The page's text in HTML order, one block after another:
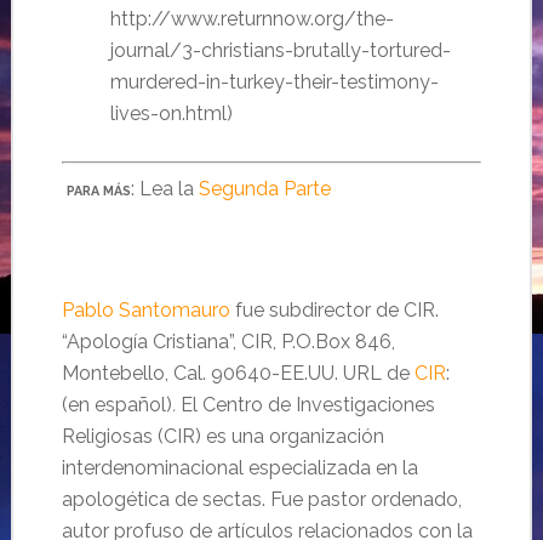
http://www.returnnow.org/the-
journal/3-christians-brutally-tortured-
murdered-in-turkey-their-testimony-
lives-on.html)
PARA MÁS: Lea la Segunda Parte
Pablo Santomauro fue subdirector de CIR.
“Apología Cristiana”, CIR, P.O.Box 846,
Montebello, Cal. 90640-EE.UU. URL de CIR:
(en español). El Centro de Investigaciones
Religiosas (CIR) es una organización
interdenominacional especializada en la
apologética de sectas. Fue pastor ordenado,
autor profuso de artículos relacionados con la